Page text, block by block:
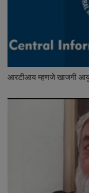
आरटीआय म्हणजे खाजगी